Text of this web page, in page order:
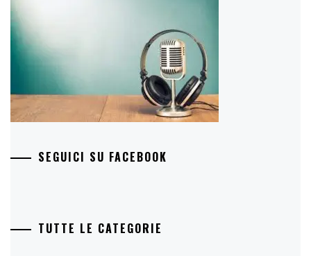
SEGUICI SU FACEBOOK
TUTTE LE CATEGORIE